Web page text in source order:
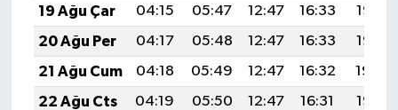
19 Ağu Çar
04:15 05:47 12:47 16:33
19:37
20 Ağu Per
04:17 05:48 12:47 16:33
19:36
21 Ağu Cum
04:18 05:49 12:47 16:32
19:34
22 Ağu Cts
04:19 05:50 12:47 16:31
19:33